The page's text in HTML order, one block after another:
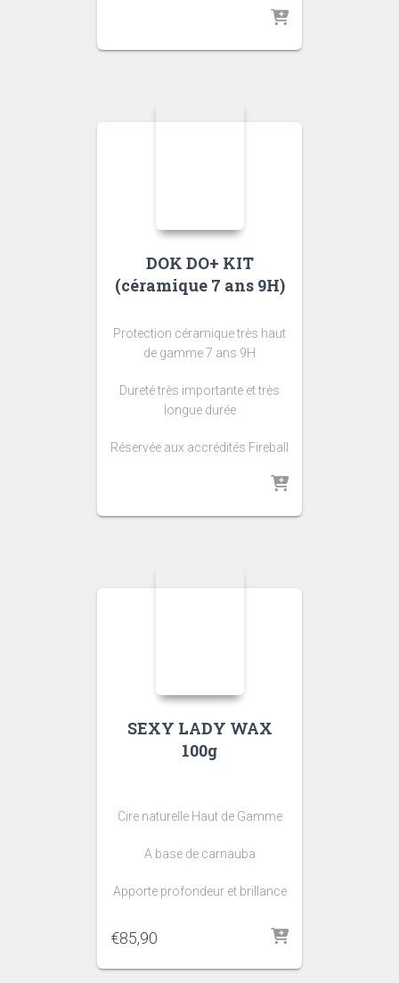
DOK DO+ KIT
(céramique 7 ans 9H)
Protection céramique très haut
de gamme 7 ans 9H
Dureté très importante et très
longue durée
Réservée aux accrédités Fireball
SEXY LADY WAX
100g
Cire naturelle Haut de Gamme
A base de carnauba
Apporte profondeur et brillance
€85,90